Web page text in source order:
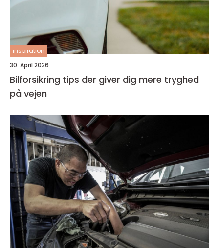
inspiration
30. April 2026
Bilforsikring tips der giver dig mere tryghed
på vejen